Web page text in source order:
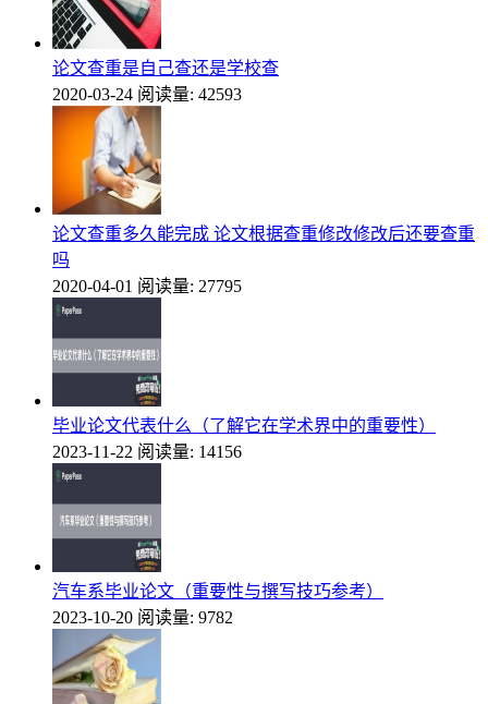
论文查重是自己查还是学校查
2020-03-24 阅读量: 42593
论文查重多久能完成 论文根据查重修改修改后还要查重
吗
2020-04-01 阅读量: 27795
毕业论文代表什么（了解它在学术界中的重要性）
2023-11-22 阅读量: 14156
汽车系毕业论文（重要性与撰写技巧参考）
2023-10-20 阅读量: 9782